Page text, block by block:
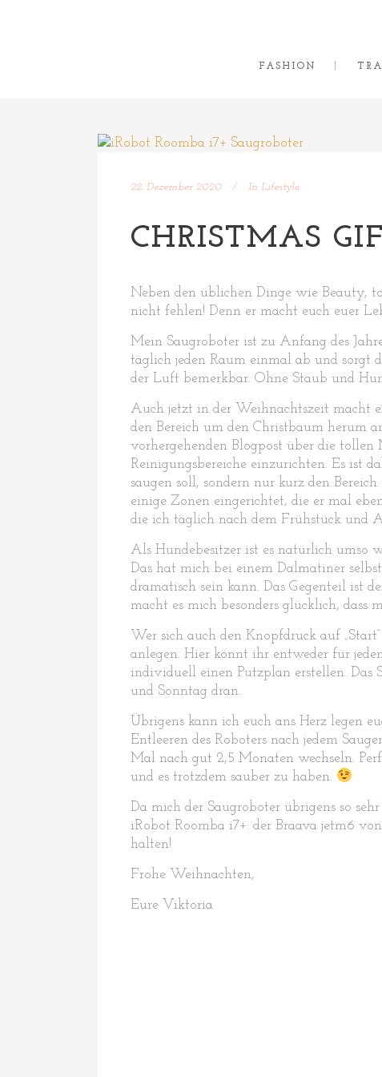
FASHION
22. Dezember 2020 In Lifestyle
CHRISTMAS
Neben den üblichen Dinge wie Beauty,
nicht fehlen! Denn er macht euch euer
Mein Saugroboter ist zu Anfang des
täglich jeden Raum einmal ab und sorgt
der Luft bemerkbar. Ohne Staub und
Auch jetzt in der Weihnachtszeit macht
den Bereich um den Christbaum herum
vorhergehenden Blogpost über die
Reinigungsbereiche einzurichten. Es ist
saugen soll, sondern nur kurz den
einige Zonen eingerichtet, die er mal
die ich täglich nach dem Frühstück und
Als Hundebesitzer ist es natürlich umso
Das hat mich bei einem Dalmatiner
dramatisch sein kann. Das Gegenteil ist
macht es mich besonders glücklich,
Wer sich auch den Knopfdruck auf
anlegen. Hier könnt ihr entweder für
individuell einen Putzplan erstellen. Das
und Sonntag dran.
Übrigens kann ich euch ans Herz legen
Entleeren des Roboters nach jedem
Mal nach gut 2,5 Monaten wechseln.
und es trotzdem sauber zu haben.
Da mich der Saugroboter übrigens so
iRobot Roomba i7+: der Braava jetm6
halten!
Frohe Weihnachten,
Eure Viktoria